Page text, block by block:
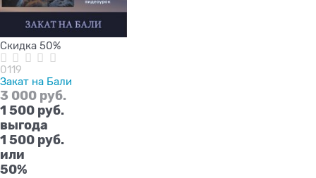
Скидка 50%
0119
Закат на Бали
3 000 руб.
1 500 руб.
выгода
1 500 руб.
или
50%